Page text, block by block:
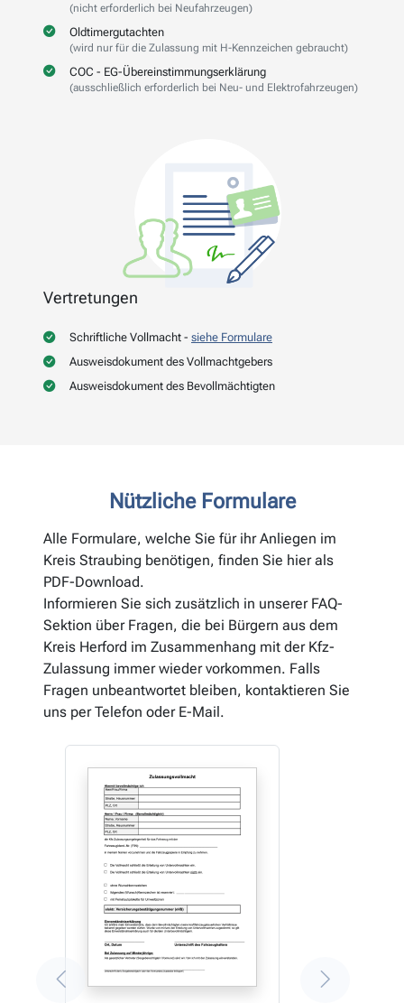
(nicht erforderlich bei Neufahrzeugen)
Oldtimergutachten
(wird nur für die Zulassung mit H-Kennzeichen gebraucht)
COC - EG-Übereinstimmungserklärung
(ausschließlich erforderlich bei Neu- und Elektrofahrzeugen)
Vertretungen
Schriftliche Vollmacht - siehe Formulare
Ausweisdokument des Vollmachtgebers
Ausweisdokument des Bevollmächtigten
Nützliche Formulare
Alle Formulare, welche Sie für ihr Anliegen im
Kreis Straubing benötigen, finden Sie hier als
PDF-Download.
Informieren Sie sich zusätzlich in unserer FAQ-
Sektion über Fragen, die bei Bürgern aus dem
Kreis Herford im Zusammenhang mit der Kfz-
Zulassung immer wieder vorkommen. Falls
Fragen unbeantwortet bleiben, kontaktieren Sie
uns per Telefon oder E-Mail.